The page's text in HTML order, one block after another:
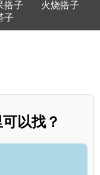
搭子
火烧搭子
子
以找？